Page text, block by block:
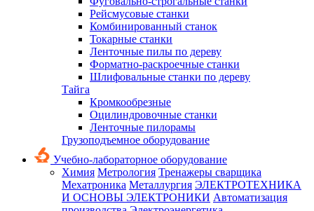
Рейсмусовые станки
Комбинированный станок
Токарные станки
Ленточные пилы по дереву
Форматно-раскроечные станки
Шлифовальные станки по дереву
Тайга
Кромкообрезные
Оцилиндровочные станки
Ленточные пилорамы
Грузоподъемное оборудование
Учебно-лабораторное оборудование
Химия Метрология Тренажеры сварщика
Мехатроника Металлургия ЭЛЕКТРОТЕХНИКА
И ОСНОВЫ ЭЛЕКТРОНИКИ Автоматизация